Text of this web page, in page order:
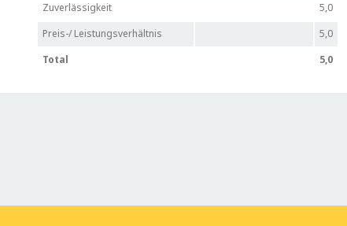
Zuverlässigkeit
5,0
Preis-/ Leistungsverhältnis
5,0
Total
5,0